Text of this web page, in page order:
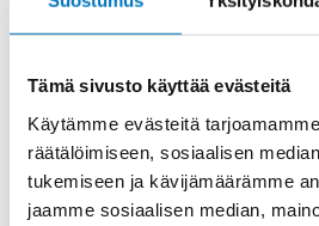
Tämä sivusto käyttää evästeitä
Käytämme evästeitä
räätälöimiseen, sosiaalisen
tukemiseen ja kävijämäärämme
jaamme sosiaalisen median,
Saman kaapelin eri versiot
Johdin
1X16 (AWG6)